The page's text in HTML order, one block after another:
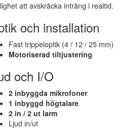
att avskräcka intrång i realtid.
och installation
Fast trippeloptik (4 / 12 / 25 mm)
Motoriserad tiltjustering
och I/O
2 inbyggda mikrofoner
1 inbyggd högtalare
2 in / 2 ut larm
Ljud in/ut